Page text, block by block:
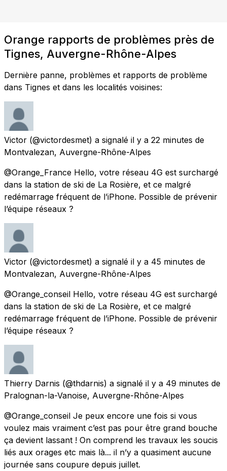
Orange rapports de problèmes près de
Tignes, Auvergne-Rhône-Alpes
Dernière panne, problèmes et rapports de problème
dans Tignes et dans les localités voisines:
Victor (@victordesmet) a signalé il y a 22 minutes de
Montvalezan, Auvergne-Rhône-Alpes
@Orange_France Hello, votre réseau 4G est surchargé
dans la station de ski de La Rosière, et ce malgré
redémarrage fréquent de l’iPhone. Possible de prévenir
l’équipe réseaux ?
Victor (@victordesmet) a signalé il y a 45 minutes de
Montvalezan, Auvergne-Rhône-Alpes
@Orange_conseil Hello, votre réseau 4G est surchargé
dans la station de ski de La Rosière, et ce malgré
redémarrage fréquent de l’iPhone. Possible de prévenir
l’équipe réseaux ?
Thierry Darnis (@thdarnis) a signalé il y a 49 minutes de
Pralognan-la-Vanoise, Auvergne-Rhône-Alpes
@Orange_conseil Je peux encore une fois si vous
voulez mais vraiment c’est pas pour être grand bouche
ça devient lassant ! On comprend les travaux les soucis
liés aux orages etc mais là... il n’y a quasiment aucune
journée sans coupure depuis juillet.